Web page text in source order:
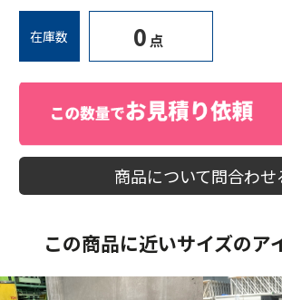
在庫数 0 点
商品について問合わせ
この商品に近いサイズのア